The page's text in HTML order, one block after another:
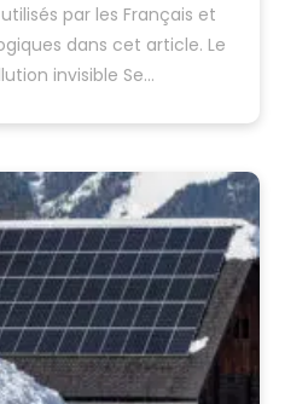
par les Français et
dans cet article. Le
invisible Se…